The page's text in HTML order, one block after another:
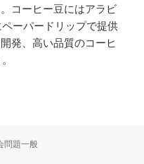
コーヒー豆にはアラビ
ーパードリップで提供
発、高い品質のコーヒ
コーヒーカフェ導入、雑誌は
問題一般
入、雑誌はどうなるか に